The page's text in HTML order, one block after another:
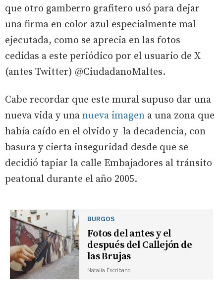
que otro gamberro grafitero usó para dejar
una firma en color azul especialmente mal
ejecutada, como se aprecia en las fotos
cedidas a este periódico por el usuario de X
(antes Twitter) @CiudadanoMaltes.
Cabe recordar que este mural supuso dar una
nueva vida y una nueva imagen a una zona que
había caído en el olvido y la decadencia, con
basura y cierta inseguridad desde que se
decidió tapiar la calle Embajadores al tránsito
peatonal durante el año 2005.
BURGOS
Fotos del antes y el
después del Callejón de
las Brujas
Natalia Escribano